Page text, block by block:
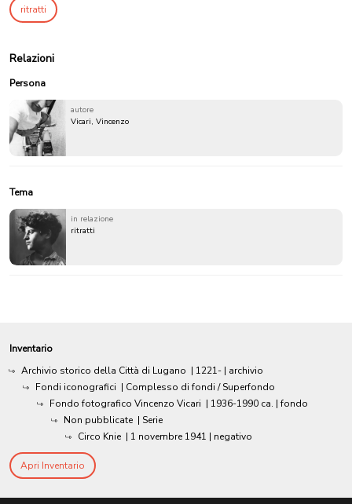
ritratti
Relazioni
Persona
autore
Vicari, Vincenzo
Tema
in relazione
ritratti
Inventario
Archivio storico della Città di Lugano | 1221- | archivio
Fondi iconografici | Complesso di fondi / Superfondo
Fondo fotografico Vincenzo Vicari | 1936-1990 ca. | fondo
Non pubblicate | Serie
Circo Knie | 1 novembre 1941 | negativo
Apri Inventario